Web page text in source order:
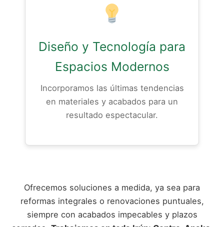
Diseño y Tecnología para
Espacios Modernos
Incorporamos las últimas tendencias
en materiales y acabados para un
resultado espectacular.
Ofrecemos soluciones a medida, ya sea para
reformas integrales o renovaciones puntuales,
siempre con acabados impecables y plazos